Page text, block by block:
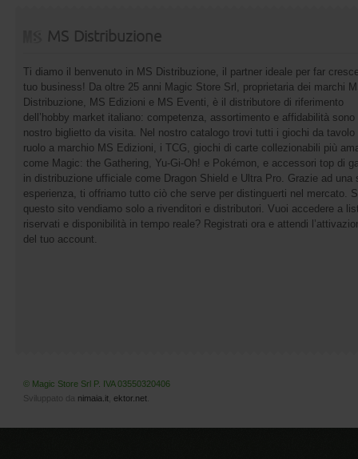
MS Distribuzione
Ti diamo il benvenuto in MS Distribuzione, il partner ideale per far
tuo business! Da oltre 25 anni Magic Store Srl, proprietaria dei marchi
Distribuzione, MS Edizioni e MS Eventi, è il distributore di riferimento
dell’hobby market italiano: competenza, assortimento e affidabilità sono
nostro biglietto da visita. Nel nostro catalogo trovi tutti i giochi da tavolo
ruolo a marchio MS Edizioni, i TCG, giochi di carte collezionabili più
come Magic: the Gathering, Yu-Gi-Oh! e Pokémon, e accessori top di
in distribuzione ufficiale come Dragon Shield e Ultra Pro. Grazie ad una
esperienza, ti offriamo tutto ciò che serve per distinguerti nel mercato.
questo sito vendiamo solo a rivenditori e distributori. Vuoi accedere a
riservati e disponibilità in tempo reale? Registrati ora e attendi
del tuo account.
© Magic Store Srl P. IVA 03550320406
Sviluppato da nimaia.it ektor.net